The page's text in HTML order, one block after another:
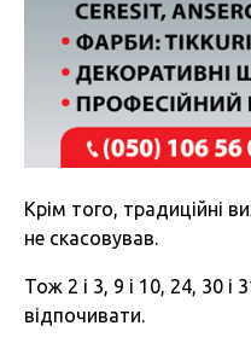
Крім того, традиційні
не скасовував.
Тож 2 і 3, 9 і 10, 24, 30
відпочивати.